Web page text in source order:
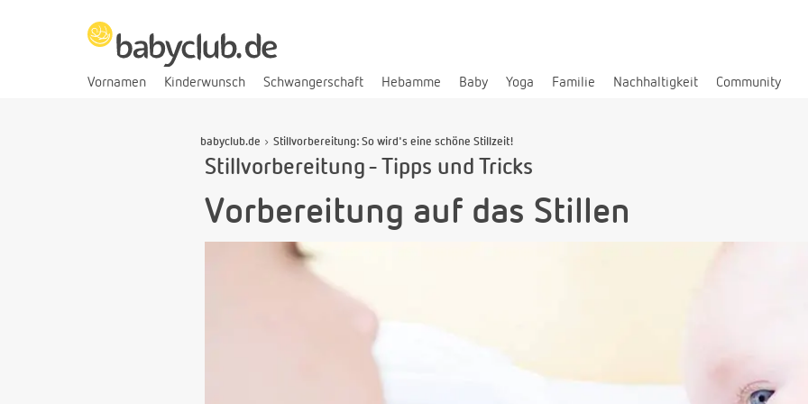
Vornamen Kinderwunsch Schwangerschaft Hebamme Baby Yoga Familie Nachhaltigkeit Community
babyclub.de Stillvorbereitung: So wird's eine schöne Stillzeit!
Stillvorbereitung - Tipps und Tricks
Vorbereitung auf das Stillen